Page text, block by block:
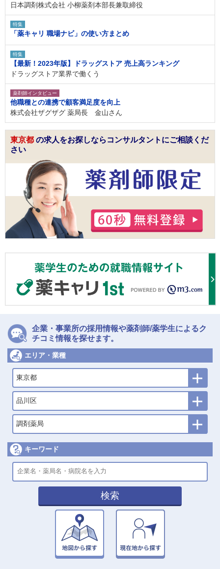
日本調剤株式会社 小柳薬剤本部長兼取締役
特集
「薬キャリ 職場ナビ」の使い方まとめ
特集
【最新！2023年版】ドラッグストア 売上高ランキング
ドラッグストア業界で働くう
薬剤師インタビュー
他職種との連携で顧客満足度を向上
株式会社ザグザグ 薬局長 金山さん
東京都 の求人をお探しならコンサルタントにご相談くだ
さい
企業・事業所の採用情報や薬剤師/薬学生によるク
チコミ情報を探せます。
エリア・業種
東京都
品川区
調剤薬局
キーワード
検索